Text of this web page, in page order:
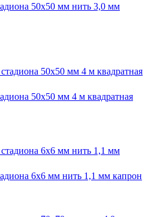
50х50 мм нить 3,0 мм
50х50 мм 4 м квадратная
6х6 мм нить 1,1 мм капрон